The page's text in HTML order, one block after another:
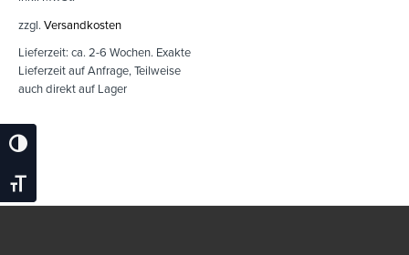
Umschalten Auf Hohe Kontraste
Schrift Vergrößern
zzgl. Versandkosten
Lieferzeit: ca. 2-6 Wochen. Exakte
Lieferzeit auf Anfrage, Teilweise
auch direkt auf Lager